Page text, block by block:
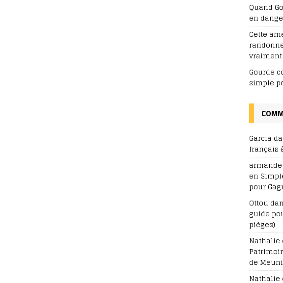
Quand
en
Cette
Gourde
simple
Garcia
français
armande
en
pour
Ottou
guide
pièges)
Nathalie
de
Nathalie